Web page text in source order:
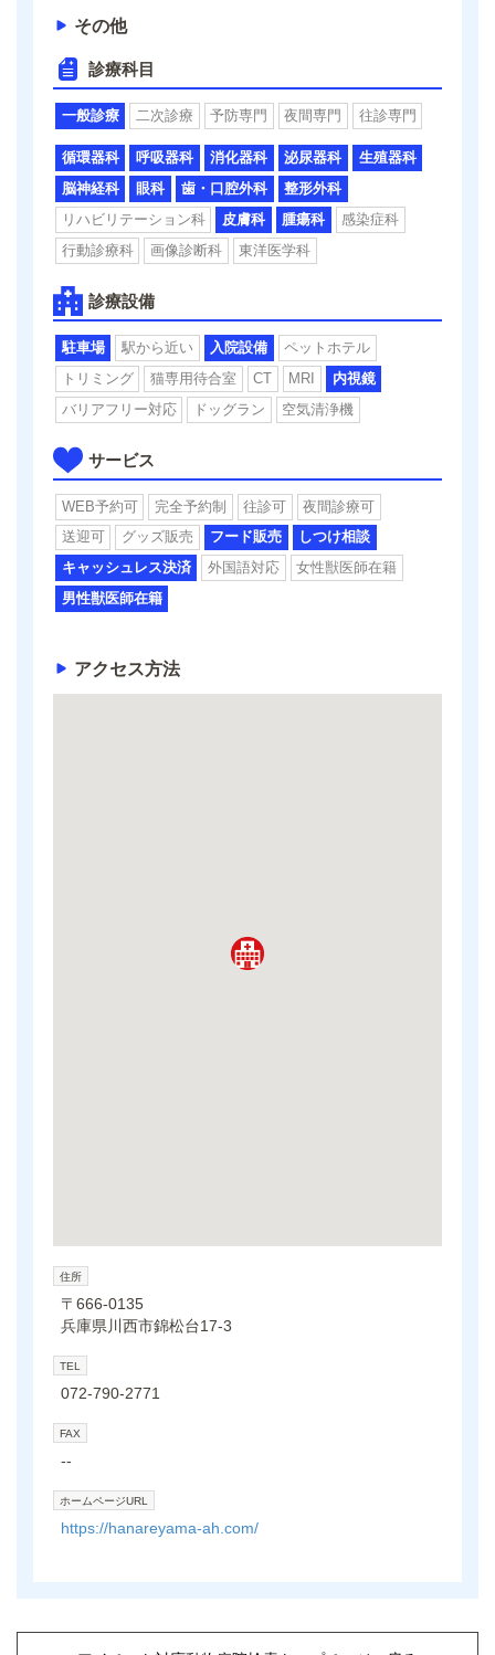
その他
診療科目
一般診療 二次診療 予防専門 夜間専門 往診専門
循環器科 呼吸器科 消化器科 泌尿器科
生殖器科
脳神経科
眼科 歯・口腔外科
整形外科
リハビリテーション科
皮膚科 腫瘍科
感染症科
行動診療科
画像診断科 東洋医学科
診療設備
駐車場 駅から近い 入院設備
ペットホテル
トリミング
猫専用待合室 CT MRI
内視鏡
バリアフリー対応
ドッグラン 空気清浄機
サービス
WEB予約可 完全予約制 往診可
夜間診療可
送迎可
グッズ販売 フード販売
しつけ相談
キャッシュレス決済
外国語対応
女性獣医師在籍
男性獣医師在籍
アクセス方法
住所
〒666-0135
兵庫県川西市錦松台17-3
TEL
072-790-2771
FAX
--
ホームページURL
https://hanareyama-ah.com/